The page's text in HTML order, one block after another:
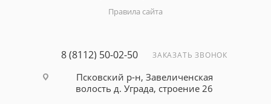
Правила сайта
8 (8112) 50-02-50 ЗАКАЗАТЬ ЗВОНОК
Псковский р-н, Завеличенская
волость д. Уграда, строение 26